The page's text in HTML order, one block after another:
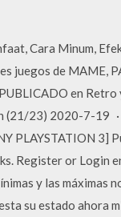
Cara Minum,
juegos de MAME,
en Retro
(21/23) 2020-7-19
PLAYSTATION 3]
Register or Login
y las máximas
su estado ahora